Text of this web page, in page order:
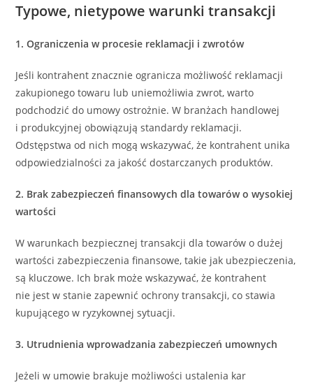
Typowe, nietypowe warunki transakcji
1. Ograniczenia w procesie reklamacji i zwrotów
Jeśli kontrahent znacznie ogranicza możliwość reklamacji
zakupionego towaru lub uniemożliwia zwrot, warto
podchodzić do umowy ostrożnie. W branżach handlowej
i produkcyjnej obowiązują standardy reklamacji.
Odstępstwa od nich mogą wskazywać, że kontrahent unika
odpowiedzialności za jakość dostarczanych produktów.
2. Brak zabezpieczeń finansowych dla towarów o wysokiej
wartości
W warunkach bezpiecznej transakcji dla towarów o dużej
wartości zabezpieczenia finansowe, takie jak ubezpieczenia,
są kluczowe. Ich brak może wskazywać, że kontrahent
nie jest w stanie zapewnić ochrony transakcji, co stawia
kupującego w ryzykownej sytuacji.
3. Utrudnienia wprowadzania zabezpieczeń umownych
Jeżeli w umowie brakuje możliwości ustalenia kar